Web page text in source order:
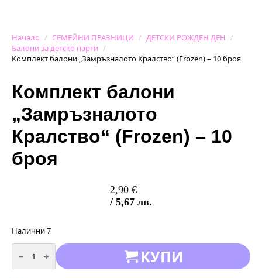
Начало СЕМЕЙНИ ПРАЗНИЦИ
ДЕТСКИ РОЖДЕН ДЕН
Балони за детско парти
Комплект балони „Замръзналото Кралство“ (Frozen) – 10 броя
Комплект балони
„Замръзналото
Кралство“ (Frozen) – 10
броя
2,90 €
/ 5,67 лв.
Налични 7
количество
за
Комплект
балони
КУПИ